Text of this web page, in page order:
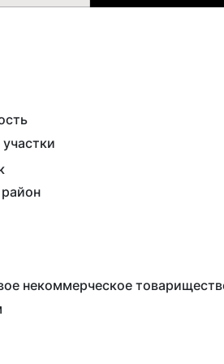
некоммерческое